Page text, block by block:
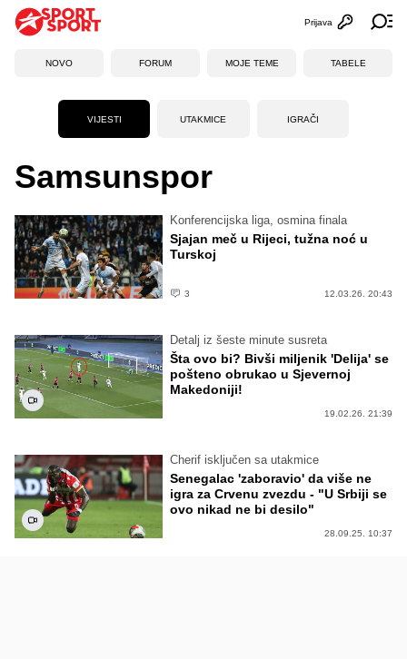
Otvori
Prijava
NOVO FORUM MOJE TEME TABELE
VIJESTI UTAKMICE IGRAČI
Samsunspor
Konferencijska liga, osmina finala
Sjajan meč u Rijeci, tužna noć u
Turskoj
3 12.03.26. 20:43
Detalj iz šeste minute susreta
Šta ovo bi? Bivši miljenik 'Delija' se
pošteno obrukao u Sjevernoj
Makedoniji!
19.02.26. 21:39
Cherif isključen sa utakmice
Senegalac 'zaboravio' da više ne
igra za Crvenu zvezdu - "U Srbiji se
ovo nikad ne bi desilo"
28.09.25. 10:37